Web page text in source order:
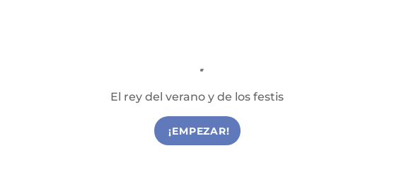
El rey del verano y de los festis
¡EMPEZAR!